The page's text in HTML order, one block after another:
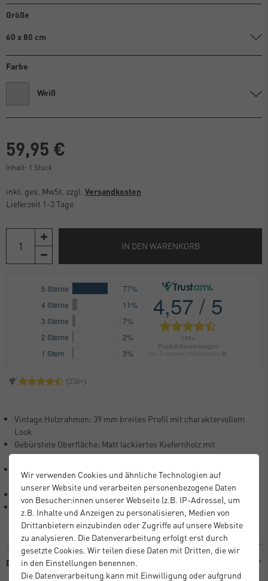
Größe
60 x 80 cm
Farbe
Weiß
59,95 €
Inhalt: 1 Stück
inkl. ges. MwSt. zzgl. Versandkosten
Lieferzeit 1-3 Tage
IN DEN WARENKORB
Vintage Holzrahmen: 39 mm breites Profil mit charaktervollem
Look
Gebürstete Oberfläche: Matt lackiertes Kiefernholz mit
authentischem Charme
Bilder
Dekorative Platzierung: Aufsteller für kleine Formate
Flexible Wandpräsentation: Aufhänger ab DIN A4 – Hoch- und
Querformat
Beschreibung
Wir verwenden Cookies und ähnliche Technologien auf
unserer Website und verarbeiten personenbezogene Daten
von Besucher:innen unserer Webseite (z.B. IP-Adresse), um
z.B. Inhalte und Anzeigen zu personalisieren, Medien von
Drittanbietern einzubinden oder Zugriffe auf unsere Website
zu analysieren. Die Datenverarbeitung erfolgt erst durch
gesetzte Cookies. Wir teilen diese Daten mit Dritten, die wir
in den Einstellungen benennen.
Die Datenverarbeitung kann mit Einwilligung oder aufgrund